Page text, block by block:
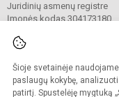
Šioje svetainėje
paslaugų kokybę,
patirtį. Spustelėję mygtuką
Juridinių asmenų registre
Įmonės kodas 304173180
© 2024. Gargždų
Kopijuoti turinį be raštiško